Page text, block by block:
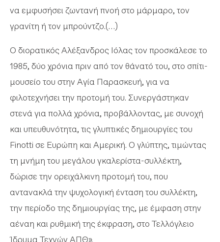
να εμφυσήσει ζωντανή πνοή στο μάρμαρο, τον
γρανίτη ή τον μπρούντζο.(…)
Ο διορατικός Αλέξανδρος Ιόλας τον προσκάλεσε τo
1985, δύο χρόνια πριν από τον θάνατό του, στο σπίτι-
μουσείο του στην Αγία Παρασκευή, για να
φιλοτεχνήσει την προτομή του. Συνεργάστηκαν
στενά για πολλά χρόνια, προβάλλοντας, με συνοχή
και υπευθυνότητα, τις γλυπτικές δημιουργίες του
Finotti σε Ευρώπη και Αμερική. Ο γλύπτης, τιμώντας
τη μνήμη του μεγάλου γκαλερίστα-συλλέκτη,
δώρισε την ορειχάλκινη προτομή του, που
αντανακλά την ψυχολογική ένταση του συλλέκτη,
την περίοδο της δημιουργίας της, με έμφαση στην
αέναη και ρυθμική της έκφραση, στο Τελλόγλειο
Ίδρυμα Τεχνών ΑΠΘ».